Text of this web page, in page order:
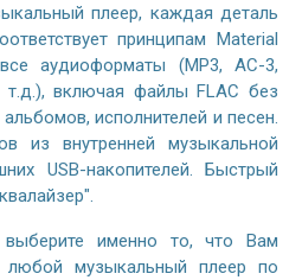
плеер, каждая деталь
принципам Material
аудиоформаты (MP3, AC-3,
т.д.), включая файлы FLAC без
исполнителей и песен.
из внутренней музыкальной
USB-накопителей. Быстрый
выберите именно то, что Вам
любой музыкальный плеер по